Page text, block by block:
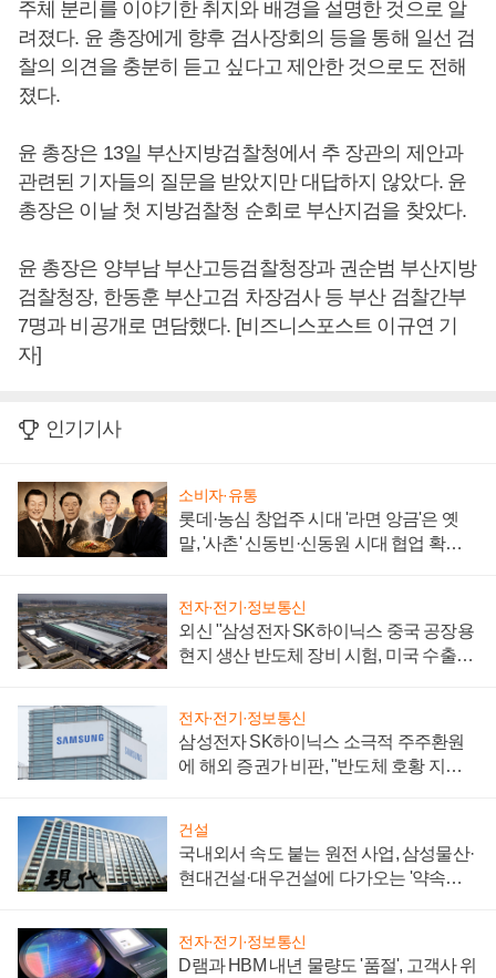
주체 분리를 이야기한 취지와 배경을 설명한 것으로 알
려졌다. 윤 총장에게 향후 검사장회의 등을 통해 일선 검
찰의 의견을 충분히 듣고 싶다고 제안한 것으로도 전해
졌다.
윤 총장은 13일 부산지방검찰청에서 추 장관의 제안과
관련된 기자들의 질문을 받았지만 대답하지 않았다. 윤
총장은 이날 첫 지방검찰청 순회로 부산지검을 찾았다.
윤 총장은 양부남 부산고등검찰청장과 권순범 부산지방
검찰청장, 한동훈 부산고검 차장검사 등 부산 검찰간부
7명과 비공개로 면담했다. [비즈니스포스트 이규연 기
자]
인기기사
소비자·유통
롯데·농심 창업주 시대 '라면 앙금'은 옛
말, '사촌' 신동빈·신동원 시대 협업 확대
전자·전기·정보통신
외신 "삼성전자 SK하이닉스 중국 공장용
현지 생산 반도체 장비 시험, 미국 수출통
전자·전기·정보통신
삼성전자 SK하이닉스 소극적 주주환원
에 해외 증권가 비판, "반도체 호황 지속
건설
국내외서 속도 붙는 원전 사업, 삼성물산·
현대건설·대우건설에 다가오는 '약속의
전자·전기·정보통신
D램과 HBM 내년 물량도 '품절', 고객사 위